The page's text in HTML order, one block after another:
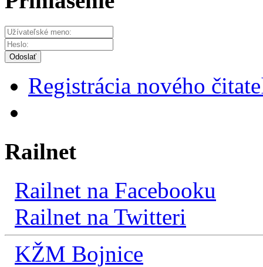
Odoslať
Registrácia nového
Railnet
Railnet na Facebooku
Railnet na Twitteri
KŽM Bojnice